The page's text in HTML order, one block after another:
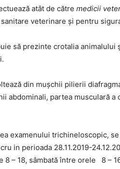
atât de către medicii
veterinare şi pentru
să prezinte crotalia animalului
din mușchii pilierii
abdominali, partea musculară
examenului trichineloscopic,
in perioada 28.11.2019-
8 – 18, sâmbată între orele 8 –